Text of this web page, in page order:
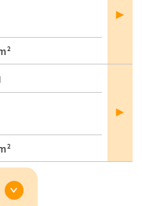
部屋
詳細
部屋
詳細